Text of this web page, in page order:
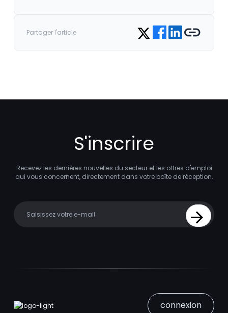
Partager l'article Share on Twitter
Share on Facebook
Share on LinkedIn
Copy link
S'inscrire
Recevez les dernières nouvelles du secteur et les offres d'emploi
qui vous concernent, directement dans votre boîte de réception.
Sign Up
connexion